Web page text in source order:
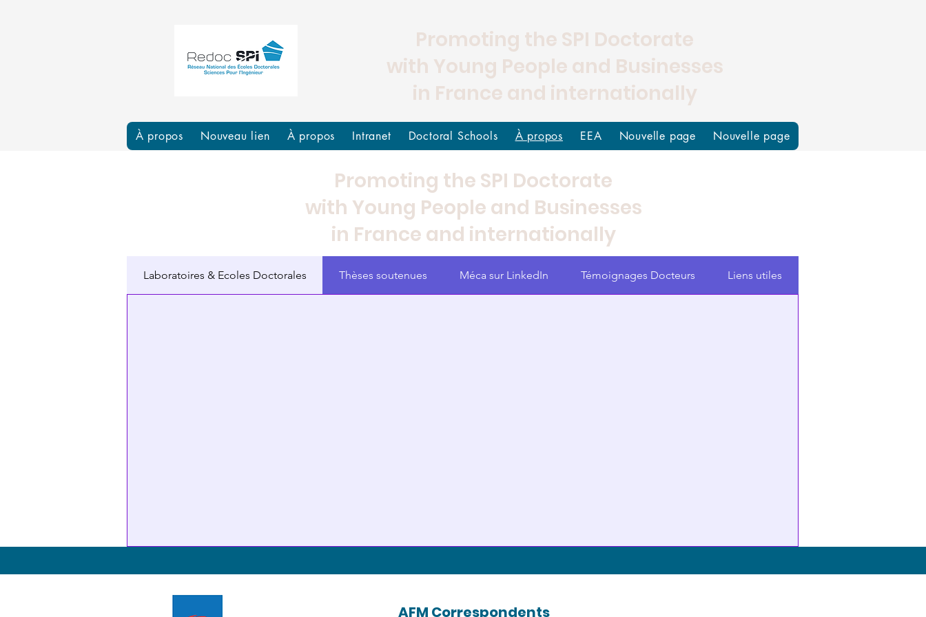
Promoting the SPI Doctorate
with Young People and Businesses
in France and internationally
À propos Nouveau lien À propos Intranet Doctoral Schools À propos EEA Nouvelle page Nouvelle page
Promoting the SPI Doctorate
with Young People and Businesses
in France and internationally
Laboratoires & Ecoles Doctorales Thèses soutenues Méca sur LinkedIn Témoignages Docteurs Liens utiles
AFM Correspondents